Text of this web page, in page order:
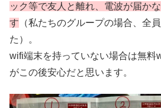
ック等で友人と離れ、電波が届か
す （私たちのグループの場合、全
た）。
wifi端末を持っていない場合は無料
がこの後安心だと思います。